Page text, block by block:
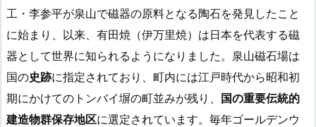
工・李参平が泉山で磁器の原料となる陶石を発見したこと
に始まり、以来、有田焼（伊万里焼）は日本を代表する磁
器として世界に知られるようになりました。泉山磁石場は
国の史跡に指定されており、町内には江戸時代から昭和初
期にかけてのトンバイ塀の町並みが残り、 国の重要伝統的
建造物群保存地区に選定されています。毎年ゴールデンウ